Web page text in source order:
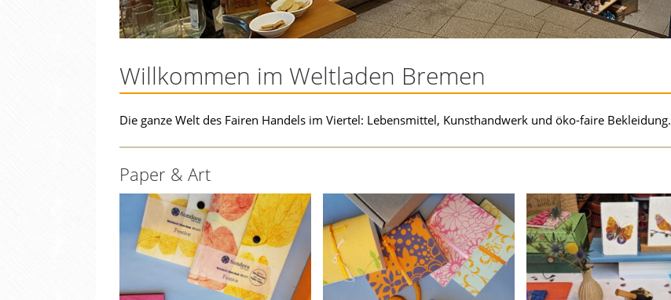
Willkommen im Weltladen Bremen
Die ganze Welt des Fairen Handels im Viertel: Lebensmittel, Kunsthandwerk und öko-faire Bekleidung.
Paper & Art